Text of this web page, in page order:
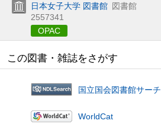
日本女子大学 図書館 図書館
2557341
OPAC
この図書・雑誌をさがす
国立国会図書館サーチ
WorldCat